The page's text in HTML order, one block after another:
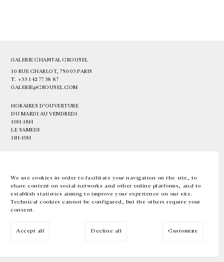
We use cookies in order to facilitate your navigation on the site, to
share content on social networks and other online platforms, and to
establish statistics aiming to improve your experience on our site.
Technical cookies cannot be configured, but the others require your
consent.
Accept all Decline all Customize
GALERIE CHANTAL CROUSEL
10 RUE CHARLOT, 75003 PARIS
T. +33 1 42 77 38 87
GALERIE@CROUSEL.COM
HORAIRES D'OUVERTURE
DU MARDI AU VENDREDI
10H-18H
LE SAMEDI
11H-19H
EN FR 中文 Facebook Instagram
Inscrivez-vous à notre newsletter